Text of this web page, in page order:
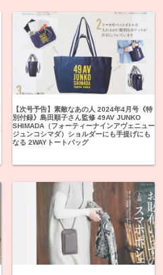
【次号予告】素敵なあの人 2024年4月号《特
別付録》島田順子さん監修 49AV JUNKO
SHIMADA（フォーティーナインアヴェニュー
ジュンコシマダ）ショルダーにも手提げにも
なる 2WAYトートバッグ